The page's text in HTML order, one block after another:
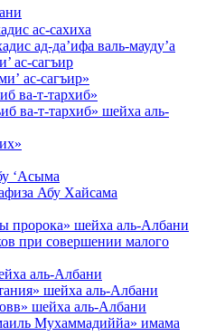
ас-сахиха
ад-да’ифа валь-мауду’а
ас-сагъир
ас-сагъир»
ва-т-тархиб»
ва-т-тархиб» шейха аль-
‘Асыма
Абу Хайсама
пророка» шейха аль-Албани
при совершении малого
аль-Албани
шейха аль-Албани
шейха аль-Албани
Мухаммадиййа» имама